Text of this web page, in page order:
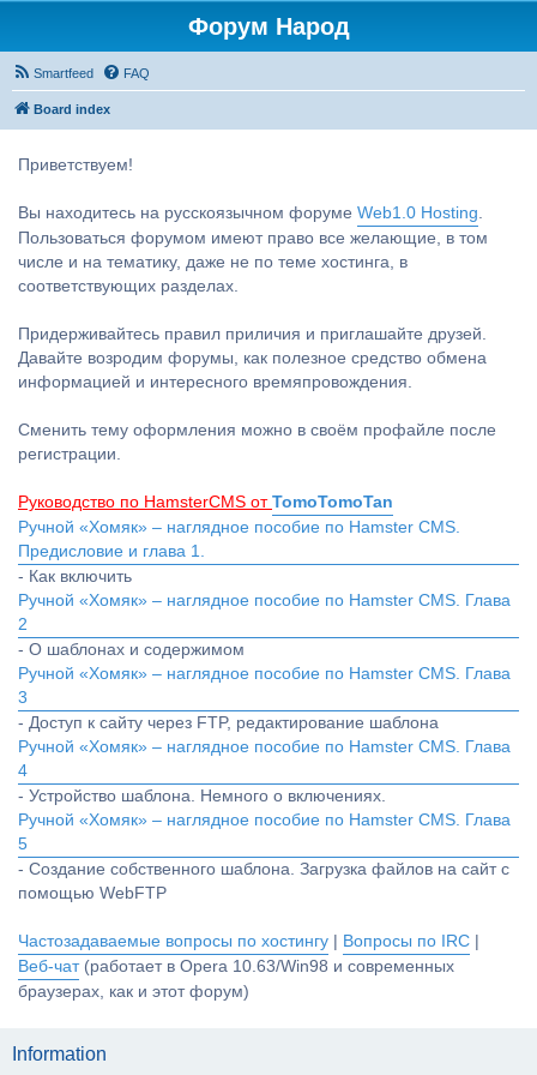
Форум Народ
Smartfeed FAQ
Board index
Приветствуем!
Вы находитесь на русскоязычном форуме Web1.0 Hosting.
Пользоваться форумом имеют право все желающие, в том
числе и на тематику, даже не по теме хостинга, в
соответствующих разделах.
Придерживайтесь правил приличия и приглашайте друзей.
Давайте возродим форумы, как полезное средство обмена
информацией и интересного времяпровождения.
Сменить тему оформления можно в своём профайле после
регистрации.
Руководство по HamsterCMS от TomoTomoTan
Ручной «Хомяк» – наглядное пособие по Hamster CMS.
Предисловие и глава 1.
- Как включить
Ручной «Хомяк» – наглядное пособие по Hamster CMS. Глава
2
- О шаблонах и содержимом
Ручной «Хомяк» – наглядное пособие по Hamster CMS. Глава
3
- Доступ к сайту через FTP, редактирование шаблона
Ручной «Хомяк» – наглядное пособие по Hamster CMS. Глава
4
- Устройство шаблона. Немного о включениях.
Ручной «Хомяк» – наглядное пособие по Hamster CMS. Глава
5
- Создание собственного шаблона. Загрузка файлов на сайт с
помощью WebFTP
Частозадаваемые вопросы по хостингу Вопросы по IRC
Веб-чат(работает в Opera 10.63/Win98 и современных
браузерах, как и этот форум)
Information